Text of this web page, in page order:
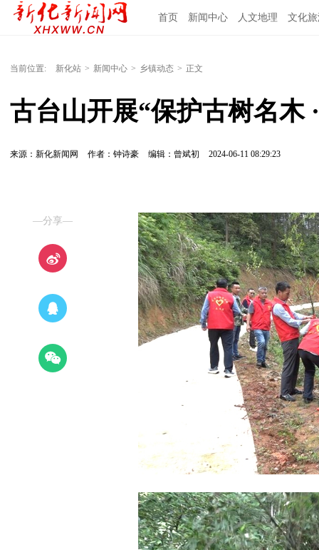
首页 新闻中心 人文地理 文化
当前位置: 新化站 > 新闻中心 > 乡镇动态 > 正文
古台山开展“保护古树名木
来源：新化新闻网 作者：钟诗豪 编辑：曾斌初 2024-06-11 08:29:23
—分享—